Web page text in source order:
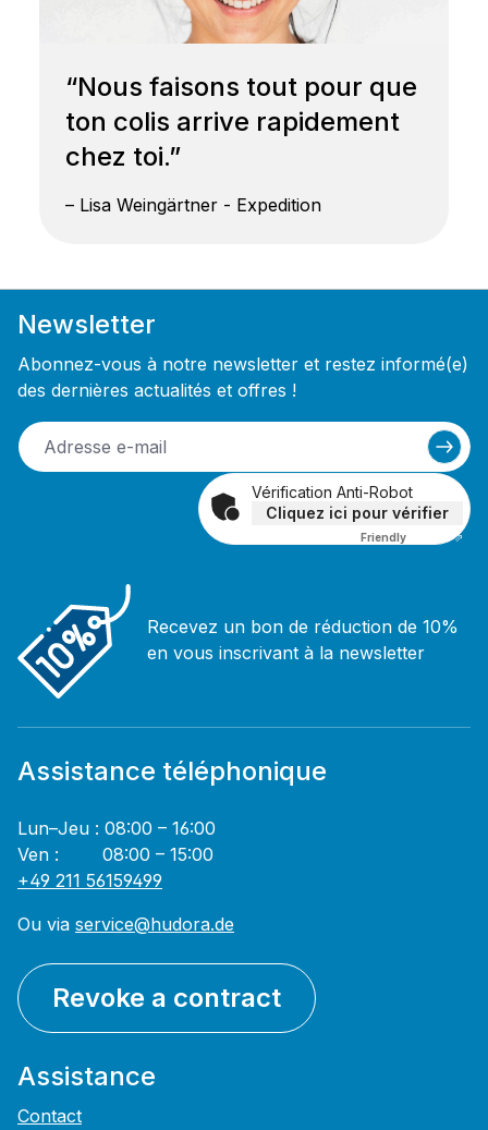
“Nous faisons tout pour que
ton colis arrive rapidement
chez toi.”
– Lisa Weingärtner - Expedition
Newsletter
Abonnez-vous à notre newsletter et restez informé(e)
des dernières actualités et offres !
Vérification Anti-Robot
Cliquez ici pour vérifier
Friendly Captcha ⇗
Recevez un bon de réduction de 10%
en vous inscrivant à la newsletter
Assistance téléphonique
Lun–Jeu : 08:00 – 16:00
Ven : 08:00 – 15:00
+49 211 56159499
Ou via service@hudora.de
Revoke a contract
Assistance
Contact